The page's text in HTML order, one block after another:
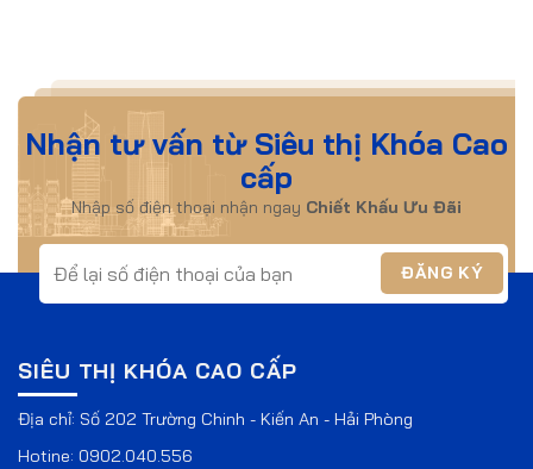
Nhận tư vấn từ Siêu thị Khóa Cao
cấp
Nhập số điện thoại nhận ngay Chiết Khấu Ưu Đãi
SIÊU THỊ KHÓA CAO CẤP
Địa chỉ: Số 202 Trường Chinh - Kiến An - Hải Phòng
Hotine: 0902.040.556